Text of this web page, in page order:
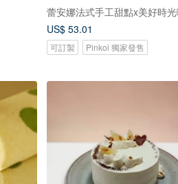
蕾安娜法式手工甜點x美好時
US$ 53.01
可訂製 Pinkoi 獨家發售